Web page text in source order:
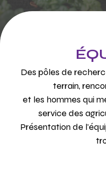
Des pôles de
terrain,
et les hommes qui
service des
Présentation de